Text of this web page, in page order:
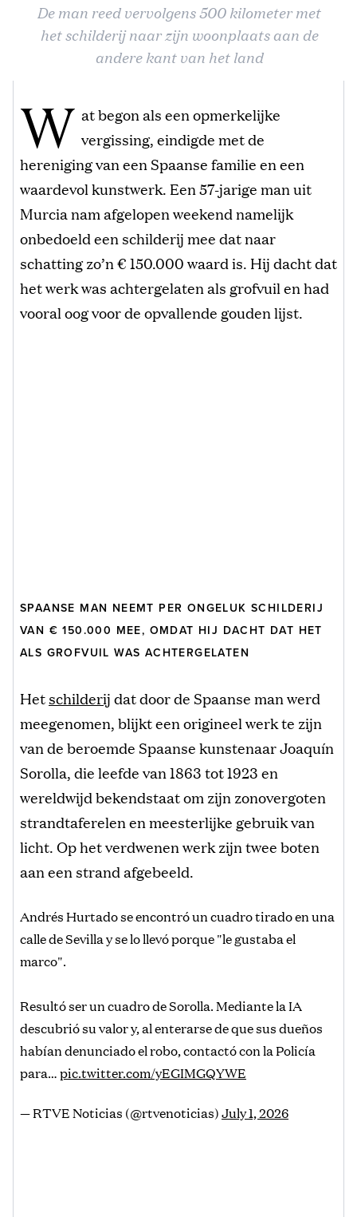
De man reed vervolgens 500 kilometer met
het schilderij naar zijn woonplaats aan de
andere kant van het land
W at begon als een opmerkelijke
vergissing, eindigde met de
hereniging van een Spaanse familie en een
waardevol kunstwerk. Een 57-jarige man uit
Murcia nam afgelopen weekend namelijk
onbedoeld een schilderij mee dat naar
schatting zo’n € 150.000 waard is. Hij dacht dat
het werk was achtergelaten als grofvuil en had
vooral oog voor de opvallende gouden lijst.
SPAANSE MAN NEEMT PER ONGELUK SCHILDERIJ
VAN € 150.000 MEE, OMDAT HIJ DACHT DAT HET
ALS GROFVUIL WAS ACHTERGELATEN
Hetschilderijdat door de Spaanse man werd
meegenomen, blijkt een origineel werk te zijn
van de beroemde Spaanse kunstenaar Joaquín
Sorolla, die leefde van 1863 tot 1923 en
wereldwijd bekendstaat om zijn zonovergoten
strandtaferelen en meesterlijke gebruik van
licht. Op het verdwenen werk zijn twee boten
aan een strand afgebeeld.
Andrés Hurtado se encontró un cuadro tirado en una
calle de Sevilla y se lo llevó porque "le gustaba el
marco".
Resultó ser un cuadro de Sorolla. Mediante la IA
descubrió su valor y, al enterarse de que sus dueños
habían denunciado el robo, contactó con la Policía
para…pic.twitter.com/yEGIMGQYWE
— RTVE Noticias (@rtvenoticias)July 1, 2026